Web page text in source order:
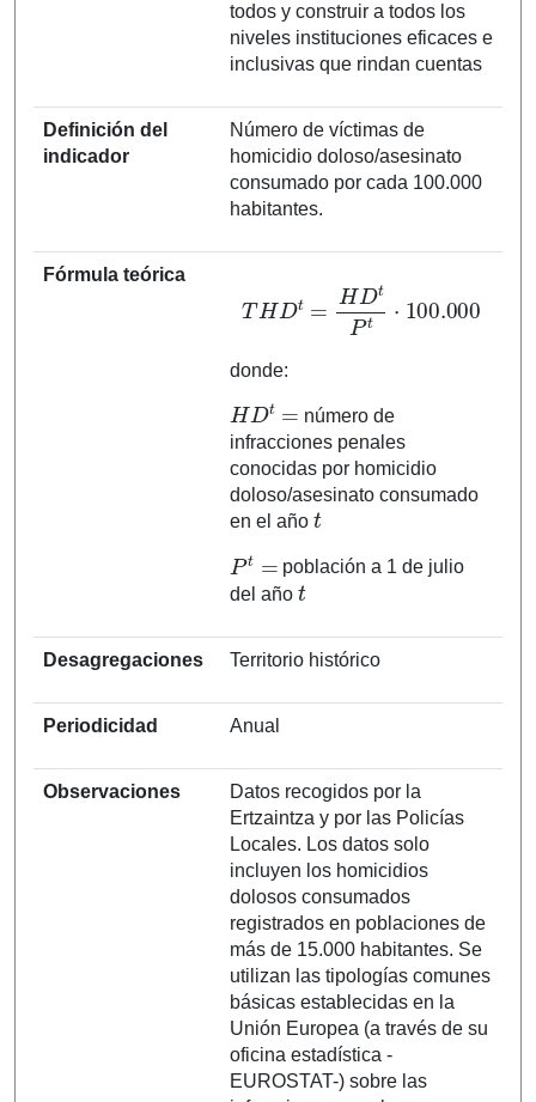
todos y construir a todos los
niveles instituciones eficaces e
inclusivas que rindan cuentas
Definición del
indicador
Número de víctimas de
homicidio doloso/asesinato
consumado por cada 100.000
habitantes.
Fórmula teórica DtPt⋅
donde:
HDt=
número de
infracciones penales
conocidas por homicidio
doloso/asesinato consumado
en el año
t
Pt=
población a 1 de julio
del año
t
Desagregaciones Territorio histórico
Periodicidad Anual
Observaciones
Datos recogidos por la
Ertzaintza y por las Policías
Locales. Los datos solo
incluyen los homicidios
dolosos consumados
registrados en poblaciones de
más de 15.000 habitantes. Se
utilizan las tipologías comunes
básicas establecidas en la
Unión Europea (a través de su
oficina estadística -
EUROSTAT-) sobre las